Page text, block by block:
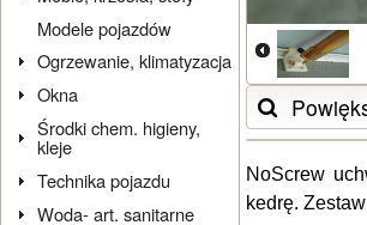
Modele pojazdów
Ogrzewanie, klimatyzacja
Okna
Środki chem. higieny,
kleje
Technika pojazdu
Woda- art. sanitarne
NoScrew
kedrę.